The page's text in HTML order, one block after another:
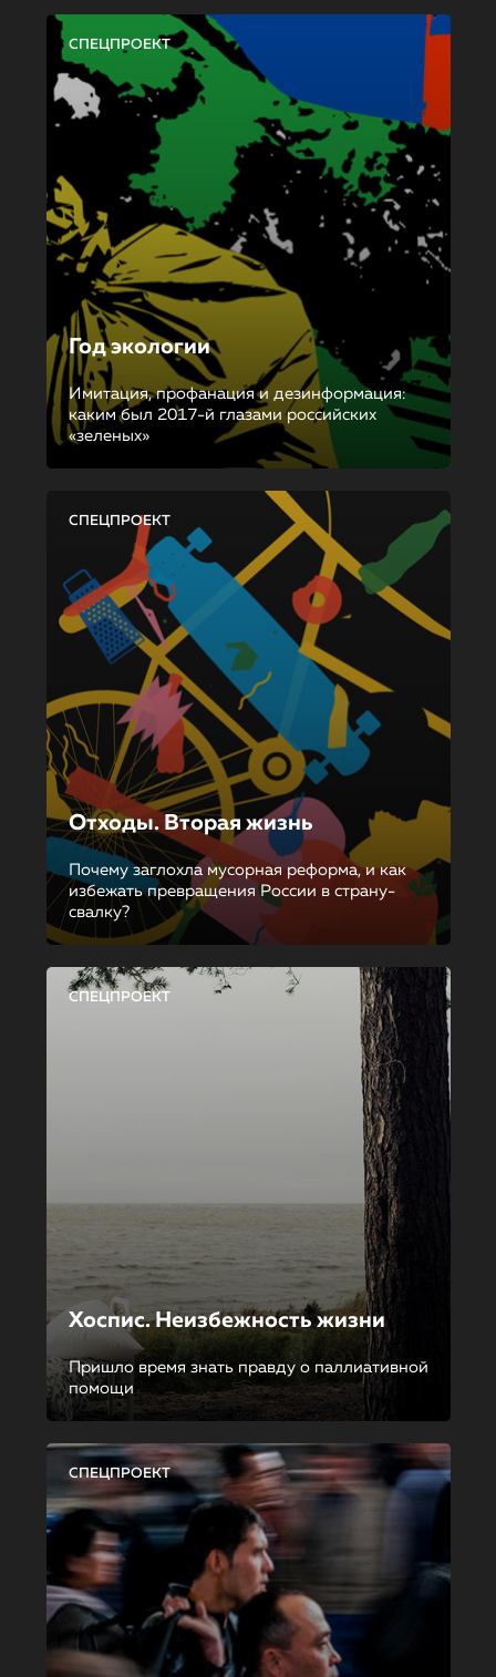
СПЕЦПРОЕКТ
Год экологии
Имитация, профанация и дезинформация:
каким был 2017-й глазами российских
«зеленых»
СПЕЦПРОЕКТ
Отходы. Вторая жизнь
Почему заглохла мусорная реформа, и как
избежать превращения России в страну-
свалку?
СПЕЦПРОЕКТ
Хоспис. Неизбежность жизни
Пришло время знать правду о паллиативной
помощи
СПЕЦПРОЕКТ